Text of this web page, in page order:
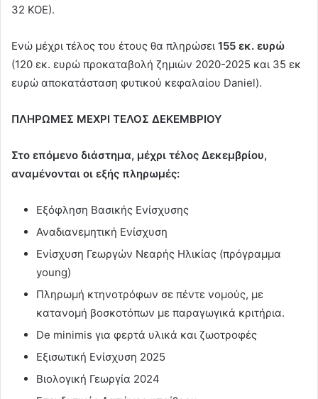
32 ΚΟΕ).
Ενώ μέχρι τέλος του έτους θα πληρώσει 155 εκ. ευρώ
(120 εκ. ευρώ προκαταβολή ζημιών 2020-2025 και 35 εκ
ευρώ αποκατάσταση φυτικού κεφαλαίου Daniel).
ΠΛΗΡΩΜΕΣ ΜΕΧΡΙ ΤΕΛΟΣ ΔΕΚΕΜΒΡΙΟΥ
Στο επόμενο διάστημα, μέχρι τέλος Δεκεμβρίου,
αναμένονται οι εξής πληρωμές:
Εξόφληση Βασικής Ενίσχυσης
Αναδιανεμητική Ενίσχυση
Ενίσχυση Γεωργών Νεαρής Ηλικίας (πρόγραμμα
young)
Πληρωμή κτηνοτρόφων σε πέντε νομούς, με
κατανομή βοσκοτόπων με παραγωγικά κριτήρια.
De minimis για φερτά υλικά και ζωοτροφές
Εξισωτική Ενίσχυση 2025
Βιολογική Γεωργία 2024